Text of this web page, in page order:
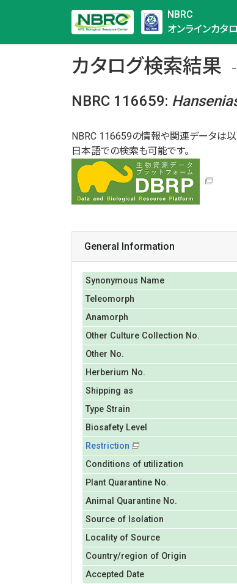
NBRC
オンラインカタ
カタログ検索結果
NBRC 116659:
NBRC 116659の情報や関連データは以
日本語での検索も可能です。
General Information
Synonymous Name
Teleomorph
Anamorph
Other Culture Collection No.
Other No.
Herberium No.
Shipping as
Type Strain
Biosafety Level
Restriction
Conditions of utilization
Plant Quarantine No.
Animal Quarantine No.
Source of Isolation
Locality of Source
Country/region of Origin
Accepted Date